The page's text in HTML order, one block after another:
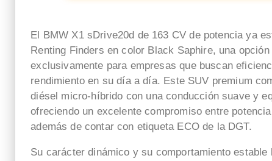
El BMW X1 sDrive20d de 163 CV de potencia ya
Renting Finders en color Black Saphire, una opción
exclusivamente para empresas que buscan
rendimiento en su día a día. Este SUV premium
diésel micro-híbrido con una conducción suave y
ofreciendo un excelente compromiso entre
además de contar con etiqueta ECO de la DGT.
Su carácter dinámico y su comportamiento estable
xabier iglesias
La verdad la cosa ha ido
rápida y Ana autenticidad
ESTEVE ARQUES SENDRA
Una gran experiencia con la
Atención de la señorita Nelly,
y preguntar a unas cuestas